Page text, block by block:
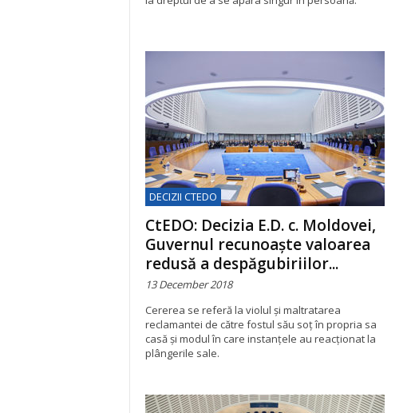
DECIZII CTEDO
CtEDO: Decizia E.D. c. Moldovei,
Guvernul recunoaște valoarea
redusă a despăgubiriilor...
13 December 2018
Cererea se referă la violul și maltratarea
reclamantei de către fostul său soț în propria sa
casă și modul în care instanțele au reacționat la
plângerile sale.